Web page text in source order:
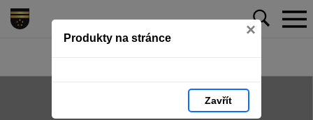
Produkty na stránce ×
Zavřít